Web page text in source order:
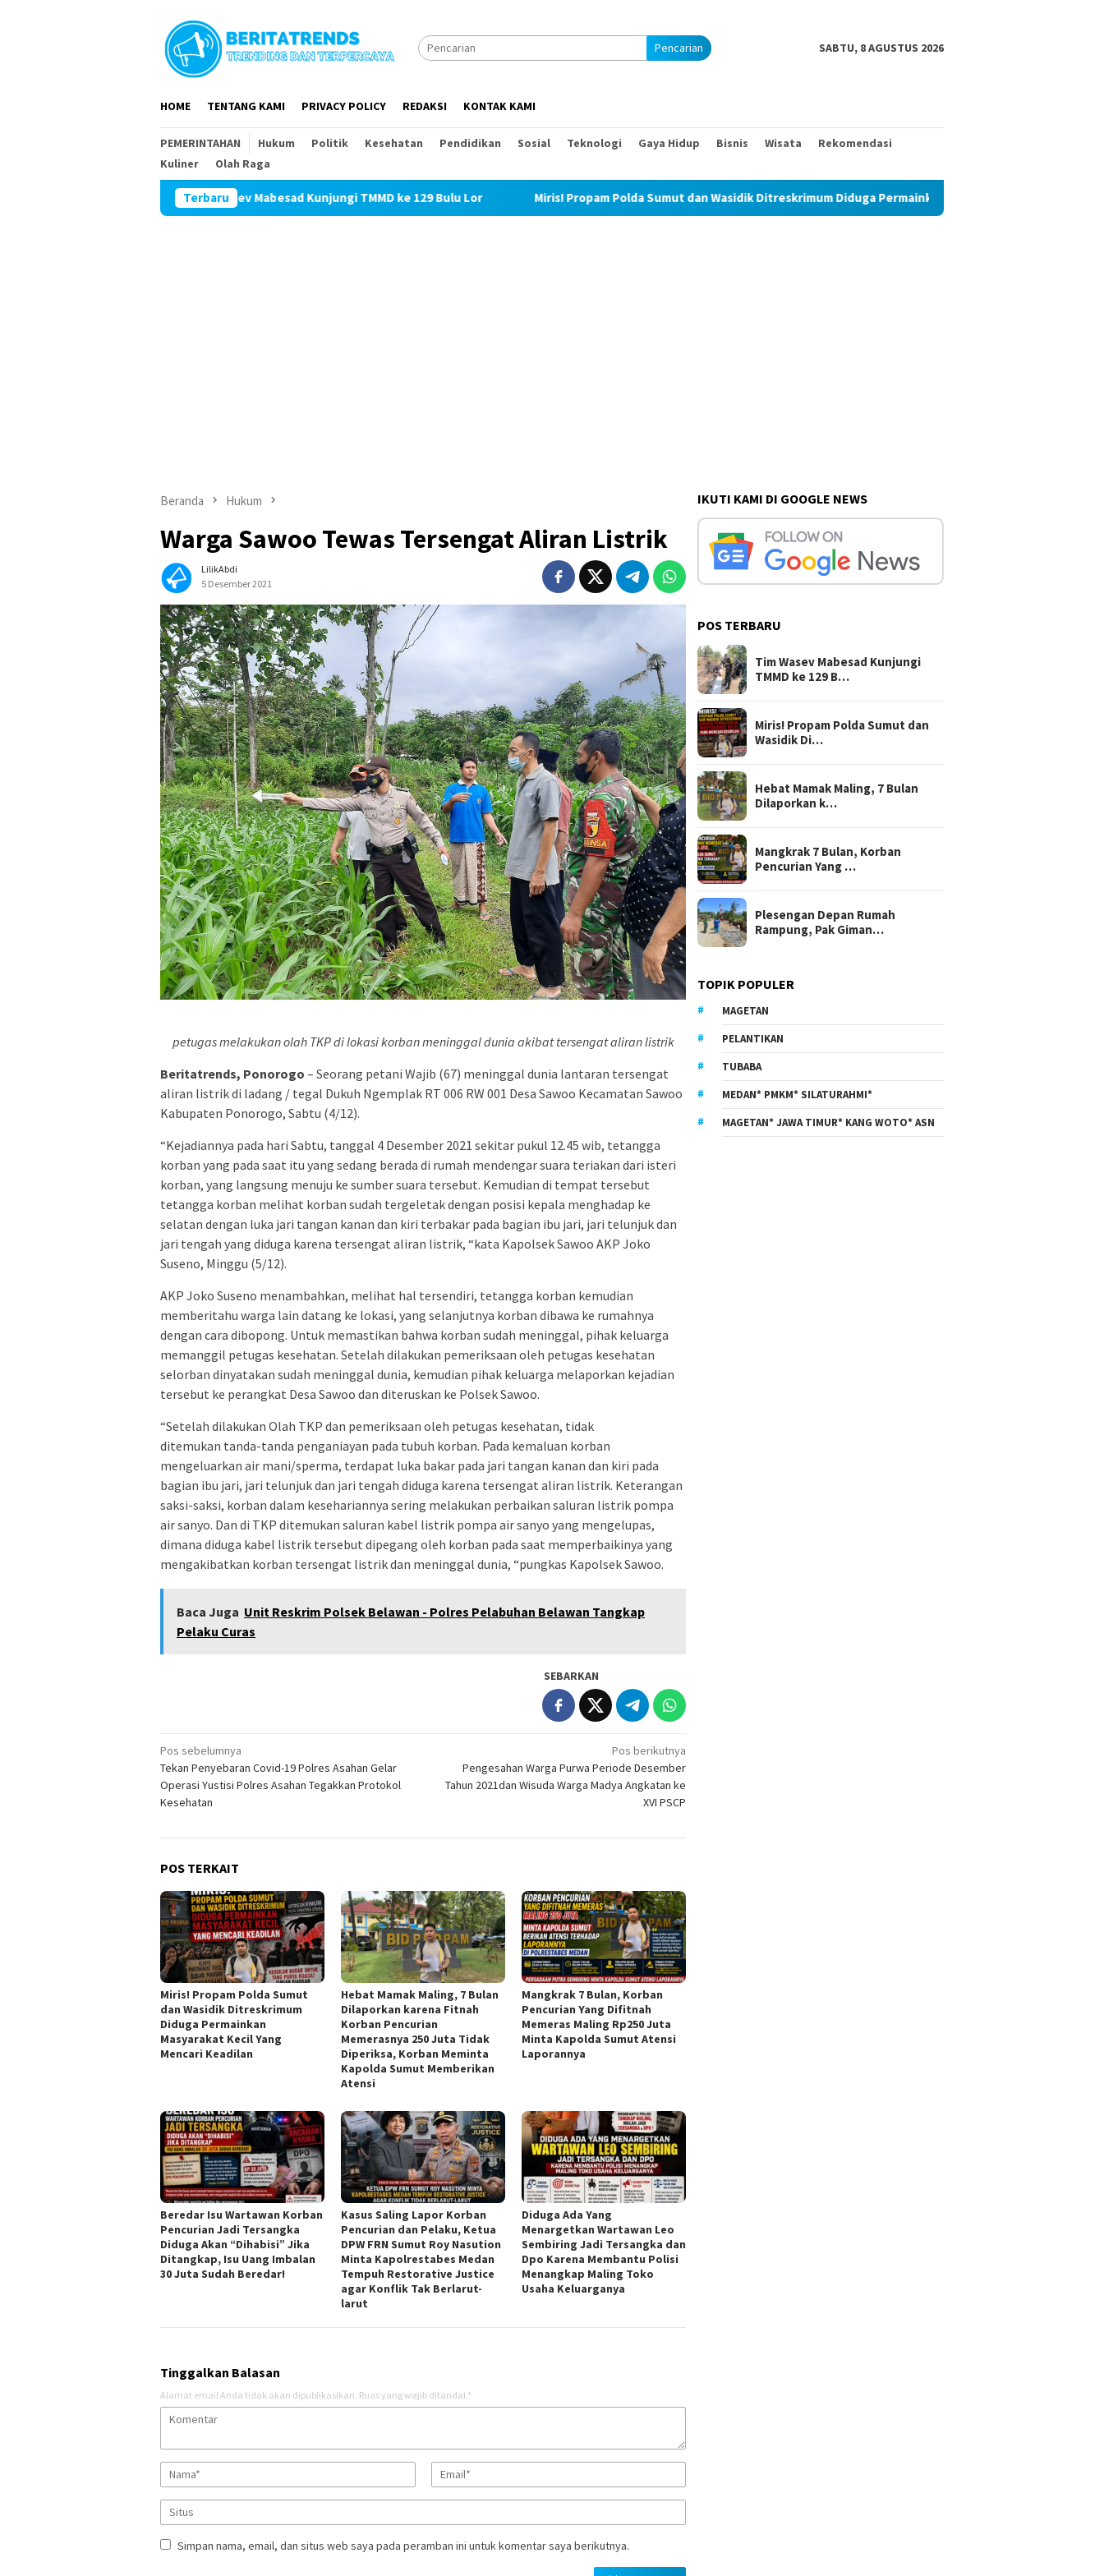
Pencarian SABTU, 8 AGUSTUS 2026
HOME TENTANG KAMI PRIVACY POLICY REDAKSI KONTAK KAMI
PEMERINTAHAN Hukum Politik Kesehatan Pendidikan Sosial Teknologi Gaya Hidup Bisnis Wisata
Rekomendasi
Kuliner
Olah Raga
Terbaru
Tim Wasev Mabesad Kunjungi TMMD ke 129 Bulu Lor Miris! Propam Polda Sumut dan Wasidik Ditreskrimum Diduga Permainkan Masyarakat Kecil Yang Mencari Keadilan
Beranda Hukum
Warga Sawoo Tewas Tersengat Aliran Listrik
LilikAbdi
5 Desember 2021
petugas melakukan olah TKP di lokasi korban meninggal dunia akibat tersengat aliran listrik
Beritatrends, Ponorogo – Seorang petani Wajib (67) meninggal dunia lantaran tersengat
aliran listrik di ladang / tegal Dukuh Ngemplak RT 006 RW 001 Desa Sawoo Kecamatan Sawoo
Kabupaten Ponorogo, Sabtu (4/12).
“Kejadiannya pada hari Sabtu, tanggal 4 Desember 2021 sekitar pukul 12.45 wib, tetangga
korban yang pada saat itu yang sedang berada di rumah mendengar suara teriakan dari isteri
korban, yang langsung menuju ke sumber suara tersebut. Kemudian di tempat tersebut
tetangga korban melihat korban sudah tergeletak dengan posisi kepala menghadap ke
selatan dengan luka jari tangan kanan dan kiri terbakar pada bagian ibu jari, jari telunjuk dan
jari tengah yang diduga karena tersengat aliran listrik, “kata Kapolsek Sawoo AKP Joko
Suseno, Minggu (5/12).
AKP Joko Suseno menambahkan, melihat hal tersendiri, tetangga korban kemudian
memberitahu warga lain datang ke lokasi, yang selanjutnya korban dibawa ke rumahnya
dengan cara dibopong. Untuk memastikan bahwa korban sudah meninggal, pihak keluarga
memanggil petugas kesehatan. Setelah dilakukan pemeriksaan oleh petugas kesehatan
selorban dinyatakan sudah meninggal dunia, kemudian pihak keluarga melaporkan kejadian
tersebut ke perangkat Desa Sawoo dan diteruskan ke Polsek Sawoo.
“Setelah dilakukan Olah TKP dan pemeriksaan oleh petugas kesehatan, tidak
ditemukan tanda-tanda penganiayan pada tubuh korban. Pada kemaluan korban
mengeluarkan air mani/sperma, terdapat luka bakar pada jari tangan kanan dan kiri pada
bagian ibu jari, jari telunjuk dan jari tengah diduga karena tersengat aliran listrik. Keterangan
saksi-saksi, korban dalam kesehariannya sering melakukan perbaikan saluran listrik pompa
air sanyo. Dan di TKP ditemukan saluran kabel listrik pompa air sanyo yang mengelupas,
dimana diduga kabel listrik tersebut dipegang oleh korban pada saat memperbaikinya yang
mengakibatkan korban tersengat listrik dan meninggal dunia, “pungkas Kapolsek Sawoo.
Baca Juga Unit Reskrim Polsek Belawan - Polres Pelabuhan Belawan Tangkap
Pelaku Curas
SEBARKAN
Navigasi
pos
Pos sebelumnya
Tekan Penyebaran Covid-19 Polres Asahan Gelar
Operasi Yustisi Polres Asahan Tegakkan Protokol
Kesehatan
Pos berikutnya
Pengesahan Warga Purwa Periode Desember
Tahun 2021dan Wisuda Warga Madya Angkatan ke
XVI PSCP
POS TERKAIT
Miris! Propam Polda Sumut
dan Wasidik Ditreskrimum
Diduga Permainkan
Masyarakat Kecil Yang
Mencari Keadilan
Hebat Mamak Maling, 7 Bulan
Dilaporkan karena Fitnah
Korban Pencurian
Memerasnya 250 Juta Tidak
Diperiksa, Korban Meminta
Kapolda Sumut Memberikan
Atensi
Mangkrak 7 Bulan, Korban
Pencurian Yang Difitnah
Memeras Maling Rp250 Juta
Minta Kapolda Sumut Atensi
Laporannya
Beredar Isu Wartawan Korban
Pencurian Jadi Tersangka
Diduga Akan “Dihabisi” Jika
Ditangkap, Isu Uang Imbalan
30 Juta Sudah Beredar!
Kasus Saling Lapor Korban
Pencurian dan Pelaku, Ketua
DPW FRN Sumut Roy Nasution
Minta Kapolrestabes Medan
Tempuh Restorative Justice
agar Konflik Tak Berlarut-
larut
Diduga Ada Yang
Menargetkan Wartawan Leo
Sembiring Jadi Tersangka dan
Dpo Karena Membantu Polisi
Menangkap Maling Toko
Usaha Keluarganya
Tinggalkan Balasan
Alamat email Anda tidak akan dipublikasikan. Ruas yang wajib ditandai *
Simpan nama, email, dan situs web saya pada peramban ini untuk komentar saya berikutnya.
IKUTI KAMI DI GOOGLE NEWS
POS TERBARU
Tim Wasev Mabesad Kunjungi
TMMD ke 129 B…
Miris! Propam Polda Sumut dan
Wasidik Di…
Hebat Mamak Maling, 7 Bulan
Dilaporkan k…
Mangkrak 7 Bulan, Korban
Pencurian Yang …
Plesengan Depan Rumah
Rampung, Pak Giman…
TOPIK POPULER
MAGETAN
PELANTIKAN
TUBABA
MEDAN* PMKM* SILATURAHMI*
MAGETAN* JAWA TIMUR* KANG WOTO* ASN